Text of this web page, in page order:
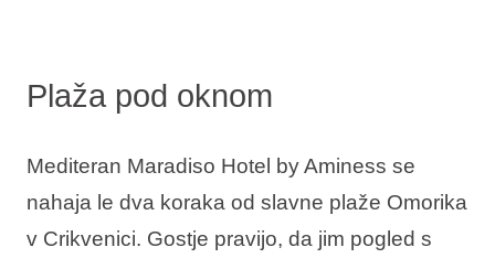
Plaža pod oknom
Mediteran Maradiso Hotel by Aminess se
nahaja le dva koraka od slavne plaže Omorika
v Crikvenici. Gostje pravijo, da jim pogled s